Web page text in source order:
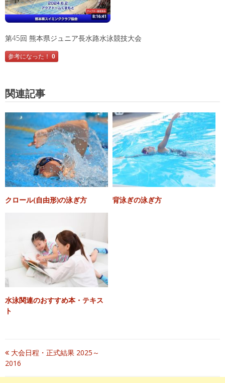
第45回 熊本県ジュニア長水路水泳競技大会
参考になった！ 0
関連記事
クロール(自由形)の泳ぎ方 背泳ぎの泳ぎ方
水泳関連のおすすめ本・テキス
ト
投
稿
大会日程・正式結果 2025～
2016